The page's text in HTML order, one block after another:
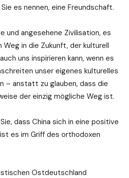
es nennen, eine Freundschaft.
und angesehene Zivilisation, es
in die Zukunft, der kulturell
uns inspirieren kann, wenn es
unser eigenes kulturelles
– anstatt zu glauben, dass die
der einzig mögliche Weg ist.
dass China sich in eine positive
es im Griff des orthodoxen
Ostdeutschland